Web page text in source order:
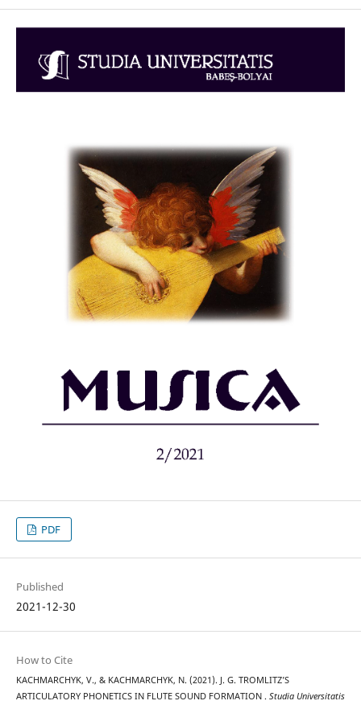
PDF
Published
2021-12-30
How to Cite
KACHMARCHYK, V., & KACHMARCHYK, N. (2021). J. G. TROMLITZ’S
ARTICULATORY PHONETICS IN FLUTE SOUND FORMATION . Studia Universitatis